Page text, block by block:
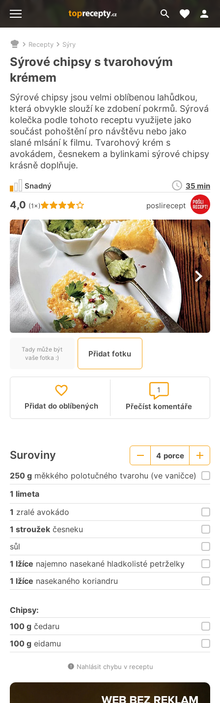
Přejít
na
Moje
Nacházíte
se
zde:
Recepty Sýry
Sýrové chipsy s tvarohovým
krémem
Sýrové chipsy jsou velmi oblíbenou lahůdkou,
která obvykle slouží ke zdobení pokrmů. Sýrová
kolečka podle tohoto receptu využijete jako
součást pohoštění pro návštěvu nebo jako
slané mlsání k filmu. Tvarohový krém s
avokádem, česnekem a bylinkami sýrové chipsy
krásně doplňuje.
Hodnocení receptu je
4,0 (1×) poslirecept
Snadný
Doba
přípravy
35 min
Tady může být
vaše fotka :)
Přidat fotku
Přidat do oblíbených Přečíst komentáře
1
Suroviny
Menší
porce
4 porce
Větší
porce
250 g měkkého polotučného tvarohu (ve vaničce)
1 limeta
1 zralé avokádo
1 stroužek česneku
sůl
1 lžíce najemno nasekané hladkolisté petrželky
1 lžíce nasekaného koriandru
Chipsy:
100 g čedaru
100 g eidamu
Nahlásit chybu v receptu